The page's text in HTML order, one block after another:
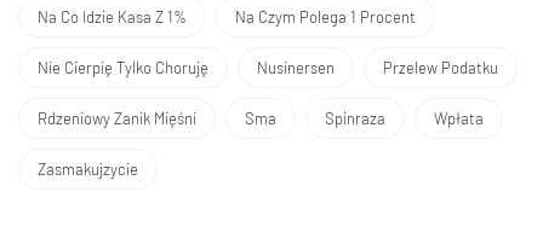
Na Co Idzie Kasa Z 1% Na Czym Polega 1 Procent
Nie Cierpię Tylko Choruję Nusinersen Przelew Podatku
Rdzeniowy Zanik Mięśni Sma Spinraza Wpłata
Zasmakujzycie